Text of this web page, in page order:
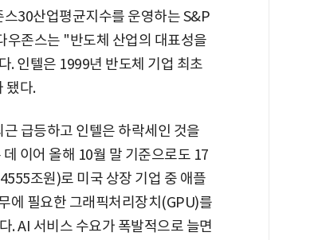
30산업평균지수를 운영하는 S&P
우존스는 "반도체 산업의 대표성을
. 인텔은 1999년 반도체 기업 최초
됐다.
급등하고 인텔은 하락세인 것을
이어 올해 10월 말 기준으로도 17
조원)로 미국 상장 기업 중 애플
에 필요한 그래픽처리장치(GPU)를
. AI 서비스 수요가 폭발적으로 늘면